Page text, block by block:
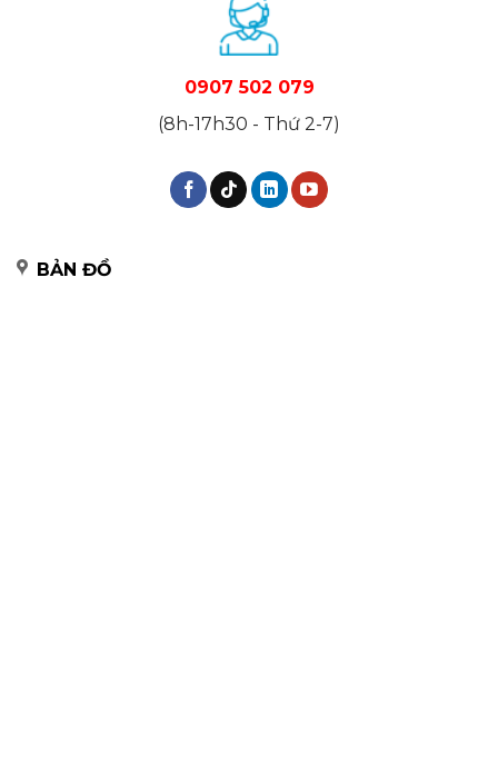
0907 502 079
(8h-17h30 - Thứ 2-7)
BẢN ĐỒ